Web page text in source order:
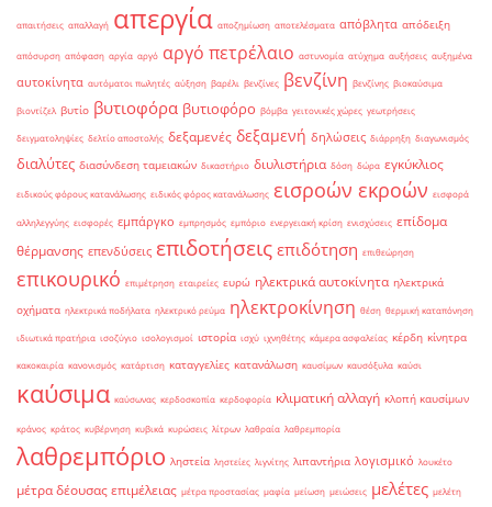
απαιτήσεις απαλλαγή απεργία αποζημίωση αποτελέσματα απόβλητα απόδειξη
απόσυρση απόφαση αργία αργό αργό πετρέλαιο αστυνομία ατύχημα αυξήσεις αυξημένα
αυτοκίνητα αυτόματοι πωλητές αύξηση βαρέλι βενζίνες βενζίνη βενζίνης βιοκαύσιμα
βιοντίζελ βυτίο βυτιοφόρα βυτιοφόρο βόμβα γειτονικές χώρες γεωτρήσεις
δειγματοληψίες δελτίο αποστολής δεξαμενές δεξαμενή δηλώσεις διάρρηξη διαγωνισμός
διαλύτες διασύνδεση ταμειακών δικαστήριο διυλιστήρια δόση δώρα εγκύκλιος
ειδικούς φόρους κατανάλωσης ειδικός φόρος κατανάλωσης εισροών εκροών εισφορά
αλληλεγγύης εισφορές εμπάργκο εμπρησμός εμπόριο ενεργειακή κρίση ενισχύσεις επίδομα
θέρμανσης επενδύσεις επιδοτήσεις επιδότηση επιθεώρηση
επικουρικό επιμέτρηση εταιρείες ευρώ ηλεκτρικά αυτοκίνητα ηλεκτρικά
οχήματα ηλεκτρικά ποδήλατα ηλεκτρικό ρεύμα ηλεκτροκίνηση θέση θερμική καταπόνηση
ιδιωτικά πρατήρια ισοζύγιο ισολογισμοί ιστορία ισχύ ιχνηθέτης κάμερα ασφαλείας κέρδη κίνητρα
κακοκαιρία κανονισμός κατάρτιση καταγγελίες κατανάλωση καυσίμων καυσόξυλα καύσι
καύσιμα καύσωνας κερδοσκοπία κερδοφορία κλιματική αλλαγή κλοπή καυσίμων
κράνος κράτος κυβέρνηση κυβικά κυρώσεις λίτρων λαθραία λαθρεμπορία
λαθρεμπόριο ληστεία ληστείες λιγνίτης λιπαντήρια λογισμικό λουκέτο
μέτρα δέουσας επιμέλειας μέτρα προστασίας μαφία μείωση μειώσεις μελέτες μελέτη